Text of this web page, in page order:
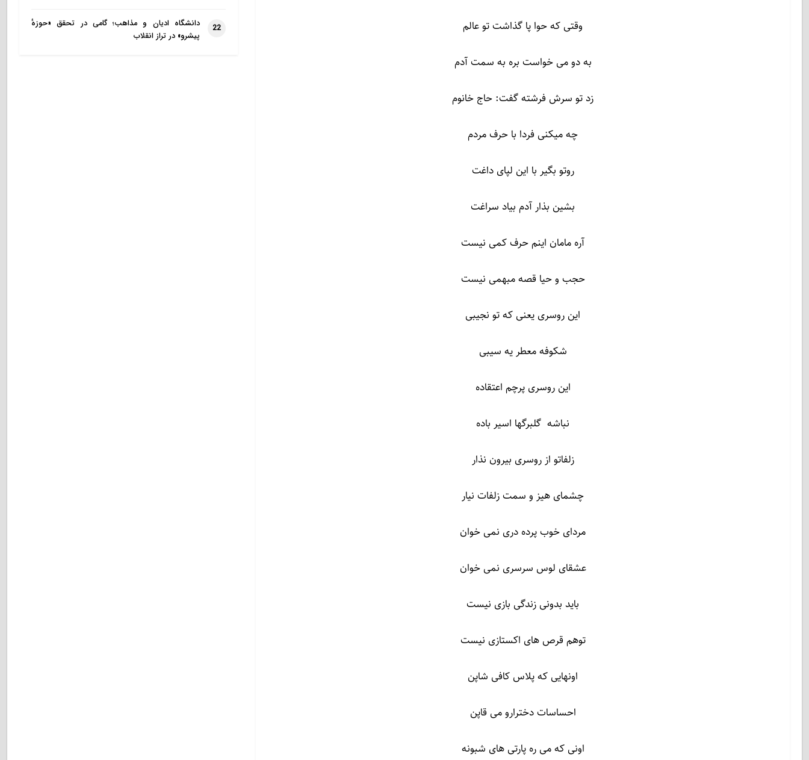
وقتی که حوا پا گذاشت تو عالم
به دو می خواست بره به سمت آدم
زد تو سرش فرشته گفت: حاج خانوم
چه میکنی فردا با حرف مردم
روتو بگیر با این لپای داغت
بشین بذار آدم بیاد سراغت
آره مامان اینم حرف کمی نیست
حجب و حیا قصه مبهمی نیست
این روسری یعنی که تو نجیبی
شکوفه معطر یه سیبی
این روسری پرچم اعتقاده
نباشه گلبرگها اسیر باده
زلفاتو از روسری بیرون نذار
چشمای هیز و سمت زلفات نیار
مردای خوب پرده دری نمی خوان
عشقای لوس سرسری نمی خوان
باید بدونی زندگی بازی نیست
توهم قرص های اکستازی نیست
اونهایی که پلاس کافی شاپن
احساسات دخترارو می قاپن
اونی که می ره پارتی های شبونه
22
دانشگاه ادیان و مذاهب؛ گامی در تحقق «حوزهٔ
پیشرو» در تراز انقلاب